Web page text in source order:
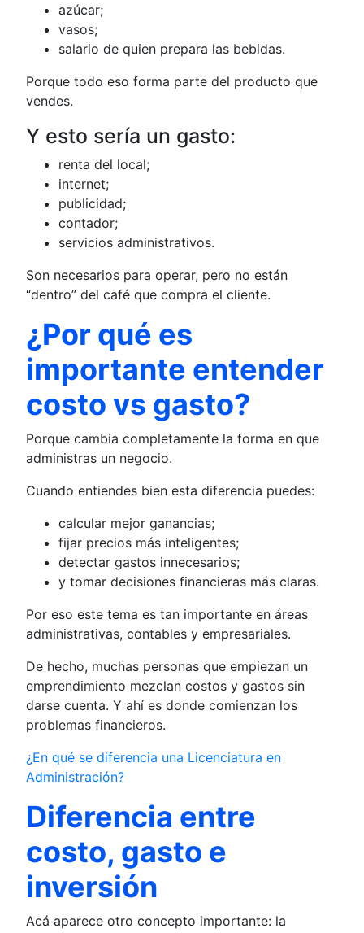
azúcar;
vasos;
salario de quien prepara las bebidas.
Porque todo eso forma parte del producto que
vendes.
Y esto sería un gasto:
renta del local;
internet;
publicidad;
contador;
servicios administrativos.
Son necesarios para operar, pero no están
“dentro” del café que compra el cliente.
¿Por qué es
importante entender
costo vs gasto?
Porque cambia completamente la forma en que
administras un negocio.
Cuando entiendes bien esta diferencia puedes:
calcular mejor ganancias;
fijar precios más inteligentes;
detectar gastos innecesarios;
y tomar decisiones financieras más claras.
Por eso este tema es tan importante en áreas
administrativas, contables y empresariales.
De hecho, muchas personas que empiezan un
emprendimiento mezclan costos y gastos sin
darse cuenta. Y ahí es donde comienzan los
problemas financieros.
¿En qué se diferencia una Licenciatura en
Administración?
Diferencia entre
costo, gasto e
inversión
Acá aparece otro concepto importante: la